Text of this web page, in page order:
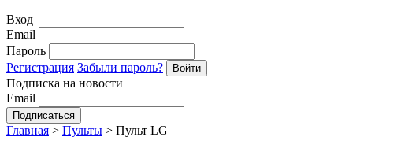
Вход
Email
Пароль
Регистрация Забыли пароль?
Подписка на новости
Email
Главная > Пульты > Пульт LG